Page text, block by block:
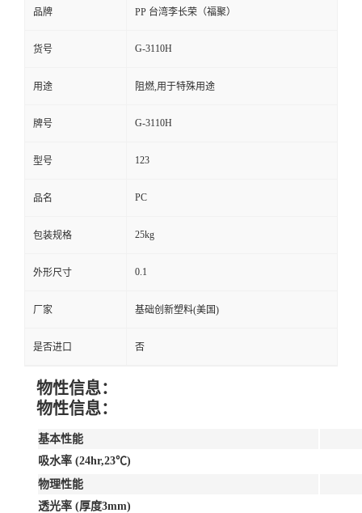
品牌 PP 台湾李长荣（福聚）
货号 G-3110H
用途 阻燃,用于特殊用途
牌号 G-3110H
型号 123
品名 PC
包装规格 25kg
外形尺寸 0.1
厂家 基础创新塑料(美国)
是否进口 否
物性信息：
物性信息：
基本性能
吸水率 (24hr,23℃)
物理性能
透光率 (厚度3mm)